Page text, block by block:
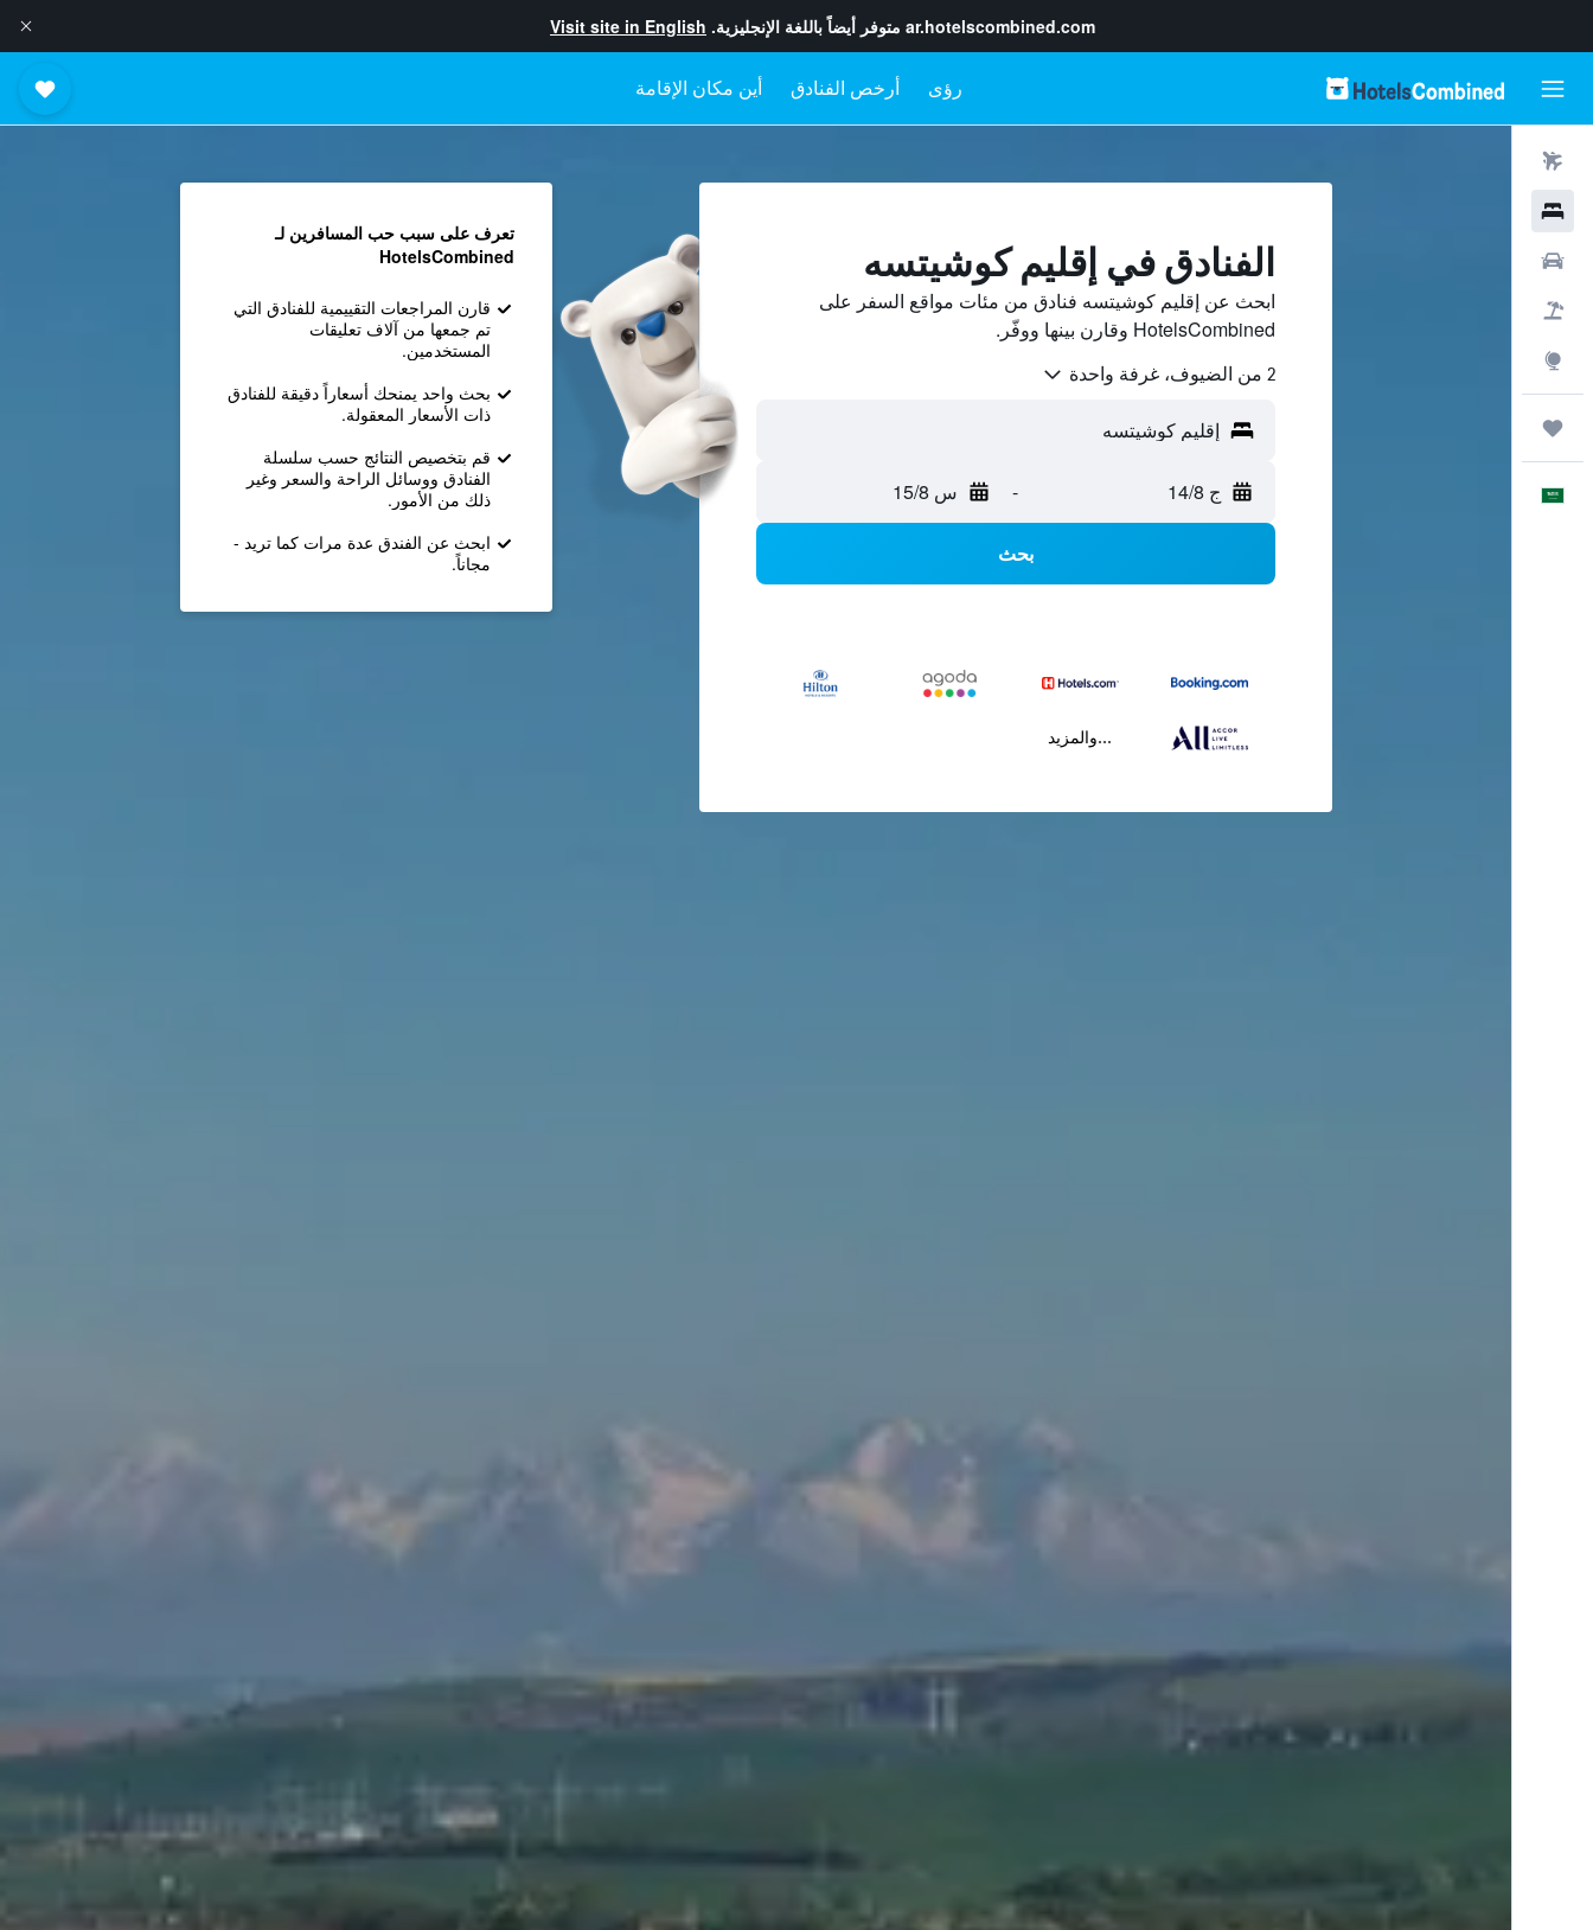
ar.hotelscombined.com متوفر أيضاً باللغة الإنجليزية. Visit site in English
رؤى أرخص الفنادق أين مكان الإقامة
الفنادق في إقليم كوشيتسه
ابحث عن إقليم كوشيتسه فنادق من مئات مواقع السفر على
HotelsCombined وقارن بينها ووفّر.
2 من الضيوف، غرفة واحدة
ج 14/8 - س 15/8
بحث
...والمزيد
تعرف على سبب حب المسافرين لـ
HotelsCombined
قارن المراجعات التقييمية للفنادق التي
تم جمعها من آلاف تعليقات
المستخدمين.
بحث واحد يمنحك أسعاراً دقيقة للفنادق
ذات الأسعار المعقولة.
قم بتخصيص النتائج حسب سلسلة
الفنادق ووسائل الراحة والسعر وغير
ذلك من الأمور.
ابحث عن الفندق عدة مرات كما تريد -
مجاناً.